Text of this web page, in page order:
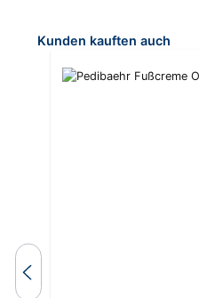
Produktgalerie überspringen
Kunden kauften auch